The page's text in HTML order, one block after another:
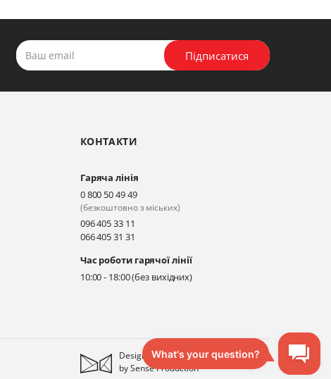
Підписатися
КОНТАКТИ
Гаряча лінія
0 800 50 49 49
(безкоштовно з міських)
096 405 33 11
066 405 31 31
Час роботи гарячої лінії
10:00 - 18:00 (без вихідних)
Designed
bySense Production